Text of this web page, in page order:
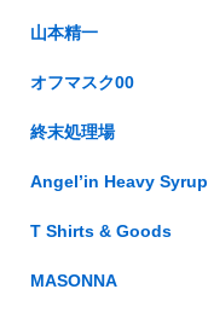
山本精一
オフマスク00
終末処理場
Angel’in Heavy Syrup
T Shirts & Goods
MASONNA